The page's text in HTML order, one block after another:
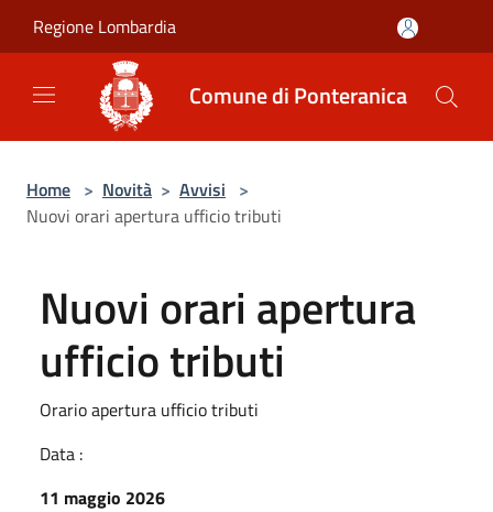
Regione Lombardia
Comune di Ponteranica
Home > Novità > Avvisi >
Nuovi orari apertura ufficio tributi
Nuovi orari apertura
ufficio tributi
Orario apertura ufficio tributi
Data :
11 maggio 2026